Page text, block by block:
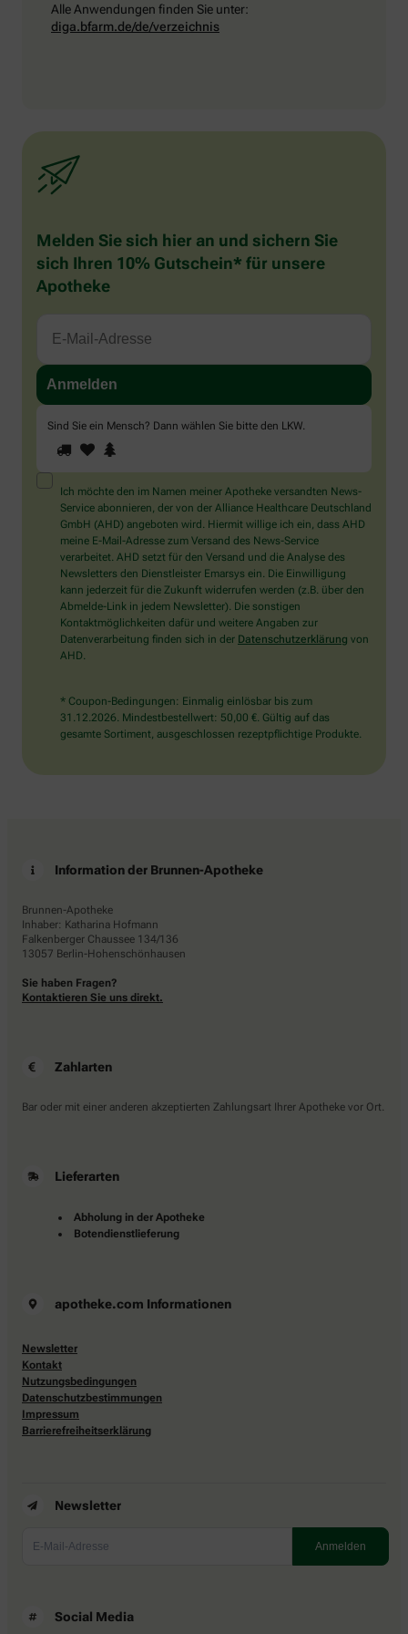
Alle Anwendungen finden Sie unter:
diga.bfarm.de/de/verzeichnis
Melden Sie sich hier an und sichern Sie
sich Ihren 10% Gutschein* für unsere
Apotheke
Sind Sie ein Mensch? Dann wählen Sie bitte den LKW
Sie
ein
Mensch?
Dann
wählen
Sie
bitte
den
LKW.
1 2
Ich möchte den im Namen meiner Apotheke versandten News-
Service abonnieren, der von der Alliance Healthcare Deutschland
GmbH (AHD) angeboten wird. Hiermit willige ich ein, dass AHD
meine E-Mail-Adresse zum Versand des News-Service
verarbeitet. AHD setzt für den Versand und die Analyse des
Newsletters den Dienstleister Emarsys ein. Die Einwilligung
kann jederzeit für die Zukunft widerrufen werden (z.B. über den
Abmelde-Link in jedem Newsletter). Die sonstigen
Kontaktmöglichkeiten dafür und weitere Angaben zur
Datenverarbeitung finden sich in der Datenschutzerklärung von
AHD.
* Coupon-Bedingungen: Einmalig einlösbar bis zum
31.12.2026. Mindestbestellwert: 50,00 €. Gültig auf das
gesamte Sortiment, ausgeschlossen rezeptpflichtige Produkte.
Information der Brunnen-Apotheke
Brunnen-Apotheke
Inhaber: Katharina Hofmann
Falkenberger Chaussee 134/136
13057 Berlin-Hohenschönhausen
Sie haben Fragen?
Kontaktieren Sie uns direkt.
Zahlarten
Bar oder mit einer anderen akzeptierten Zahlungsart Ihrer Apotheke vor Ort.
Lieferarten
Abholung in der Apotheke
Botendienstlieferung
apotheke.com Informationen
Newsletter
Kontakt
Nutzungsbedingungen
Datenschutzbestimmungen
Impressum
Barrierefreiheitserklärung
Newsletter
Social Media